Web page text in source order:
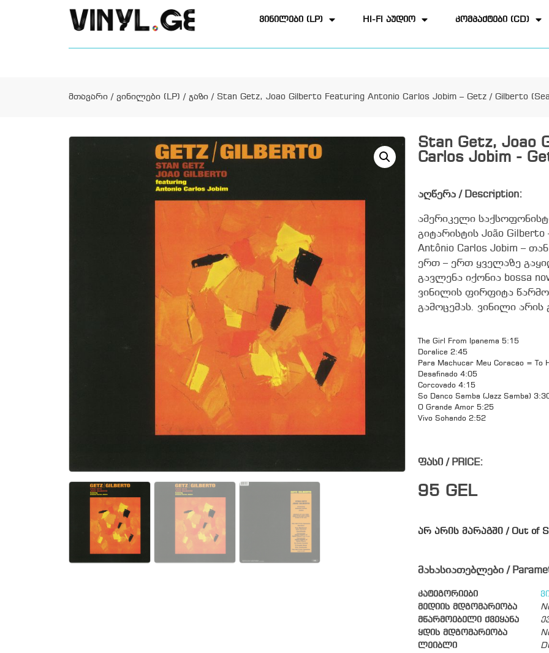
ვინილები (LP) HI-FI აუდიო კომპაქტები (CD)
მთავარი / ვინილები (LP) / ჯაზი / Stan Getz, Joao Gilberto Featuring Antonio Carlos Jobim – Getz / Gilberto
Stan Getz, Joao
Carlos Jobim -
აღწერა / Description:
ამერიკელი
გიტარისტის João
Antônio Carlos Jobim –
ერთ – ერთ ყველაზე
გავლენა იქონია bossa
ვინილის ფირფიტა
გამოცემას. ვინილი
The Girl From Ipanema 5:15
Doralice 2:45
Para Machucar Meu Coracao =
Desafinado 4:05
Corcovado 4:15
So Danco Samba (Jazz Samba)
O Grande Amor 5:25
Vivo Sohando 2:52
ფასი / PRICE:
95 GEL
არ არის მარაგში / Out of
მახასიათებლები /
კატეგორიები
მედიის მდგომარეობა
მწარმოებელი ქვეყანა
ყდის მდგომარეობა
ლეიბლი